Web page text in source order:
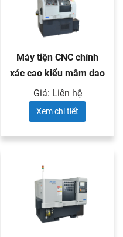
Máy tiện CNC chính
xác cao kiểu mâm dao
quay ...
Giá: Liên hệ
Xem chi tiết